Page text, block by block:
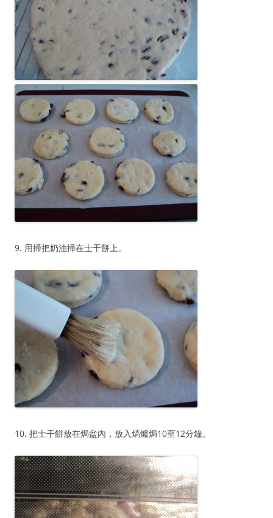
9. 用掃把奶油掃在士干餅上。
10. 把士干餅放在焗盆內，放入熇爐焗10至12分鐘。